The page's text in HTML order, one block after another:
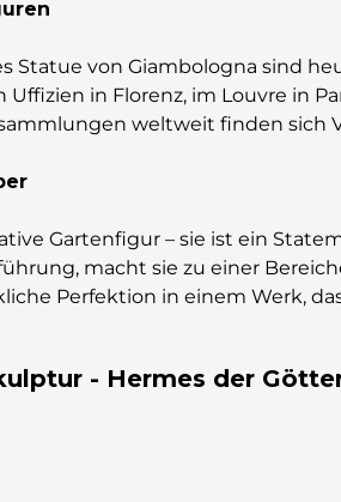
Statue von Giambologna sind
in Florenz, im Louvre in
weltweit finden sich
Gartenfigur – sie ist ein
macht sie zu einer
Perfektion in einem Werk,
- Hermes der